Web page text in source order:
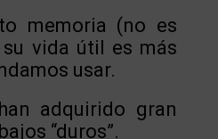
memoria (no es
vida útil es más
usar.
adquirido gran
“duros”.